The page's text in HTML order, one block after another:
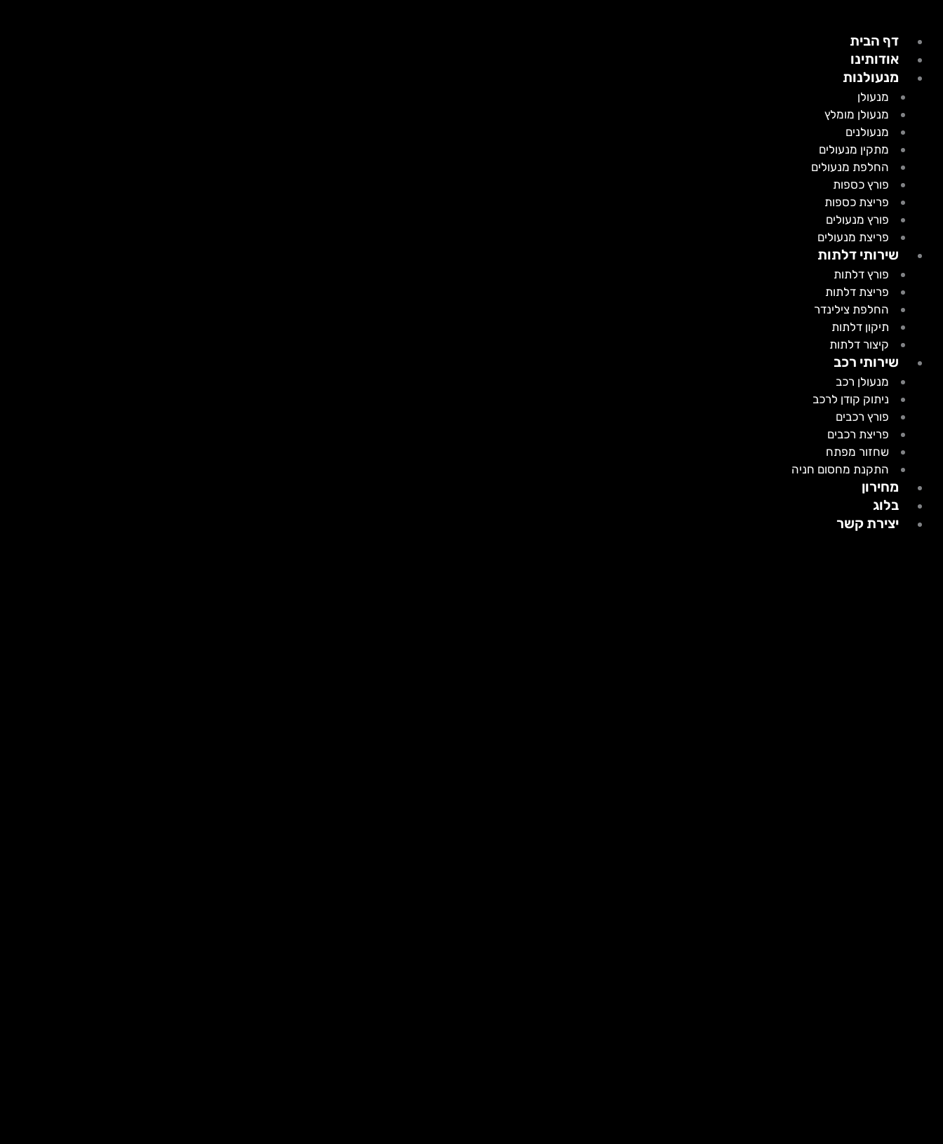
דף הבית
אודותינו
מנעולנות
מנעולן
מנעולן מומלץ
מנעולנים
מתקין מנעולים
החלפת מנעולים
פורץ כספות
פריצת כספות
פורץ מנעולים
פריצת מנעולים
שירותי דלתות
פורץ דלתות
פריצת דלתות
החלפת צילינדר
תיקון דלתות
קיצור דלתות
שירותי רכב
מנעולן רכב
ניתוק קודן לרכב
פורץ רכבים
פריצת רכבים
שחזור מפתח
התקנת מחסום חניה
מחירון
בלוג
יצירת קשר